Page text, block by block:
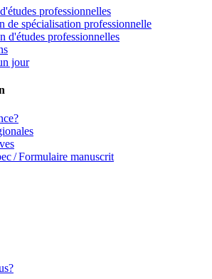
professionnelles
de spécialisation professionnelle
d'études professionnelles
jour
/ Formulaire manuscrit